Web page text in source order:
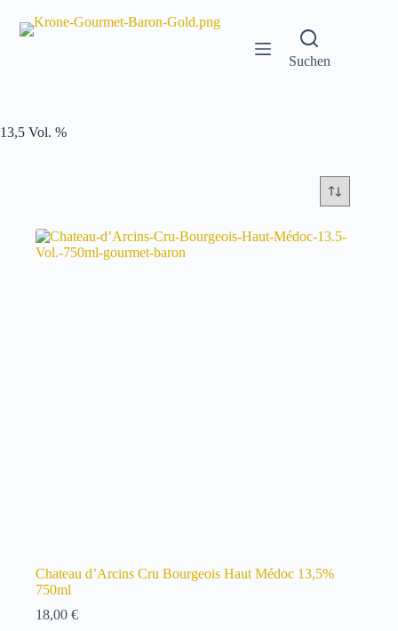
Inhalt
springen
Suchen
13,5 Vol. %
Chateau d’Arcins Cru Bourgeois Haut Médoc 13,5%
750ml
18,00 €